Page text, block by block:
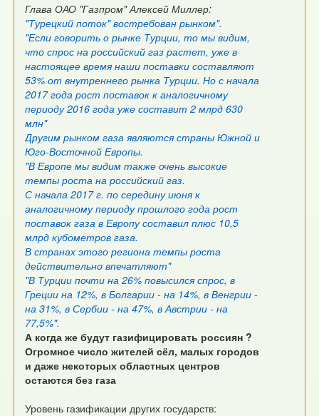
Глава ОАО "Газпром" Алексей Миллер:
"Турецкий поток" востребован рынком".
"Если говорить о рынке Турции, то мы видим,
что спрос на российский газ растет, уже в
настоящее время наши поставки составляют
53% от внутреннего рынка Турции. Но с начала
2017 года рост поставок к аналогичному
периоду 2016 года уже составит 2 млрд 630
млн"
Другим рынком газа являются страны Южной и
Юго-Восточной Европы.
"В Европе мы видим также очень высокие
темпы роста на российский газ.
С начала 2017 г. по середину июня к
аналогичному периоду прошлого года рост
поставок газа в Европу составил плюс 10,5
млрд кубометров газа.
В странах этого региона темпы роста
действительно впечатляют"
"В Турции почти на 26% повысился спрос, в
Греции на 12%, в Болгарии - на 14%, в Венгрии -
на 31%, в Сербии - на 47%, в Австрии - на
77,5%".
А когда же будут газифицировать россиян ?
Огромное число жителей сёл, малых городов
и даже некоторых областных центров
остаются без газа
Уровень газификации других государств: